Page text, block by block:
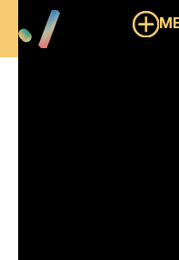
Dotslash
leiding van